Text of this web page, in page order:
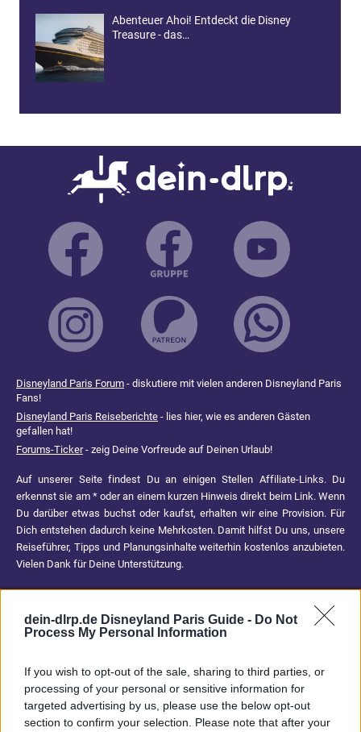
dein-dlrp.de Disneyland Paris Guide - Do Not
Process My Personal Information
If you wish to opt-out of the sale, sharing to third parties, or
processing of your personal or sensitive information for
targeted advertising by us, please use the below opt-out
section to confirm your selection. Please note that after your
Abenteuer Ahoi! Entdeckt die Disney
Treasure - das…
Disneyland Paris Forum - diskutiere mit vielen anderen Disneyland Paris
Fans!
Disneyland Paris Reiseberichte - lies hier, wie es anderen Gästen
gefallen hat!
Forums-Ticker- zeig Deine Vorfreude auf Deinen Urlaub!
Auf unserer Seite findest Du an einigen Stellen Affiliate-Links. Du
erkennst sie am * oder an einem kurzen Hinweis direkt beim Link. Wenn
Du darüber etwas buchst oder kaufst, erhalten wir eine Provision. Für
Dich entstehen dadurch keine Mehrkosten. Damit hilfst Du uns, unsere
Reiseführer, Tipps und Planungsinhalte weiterhin kostenlos anzubieten.
Vielen Dank für Deine Unterstützung.
Abonniere jetzt unsere magischen News aus den
Disney
Parks
Keine Angebote verpassen
Aktuelle News
Spannende Lesetipps